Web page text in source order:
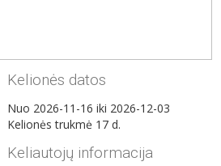
Kelionės datos
Nuo 2026-11-16 iki 2026-12-03
Kelionės trukmė 17d.
Keliautojų informacija